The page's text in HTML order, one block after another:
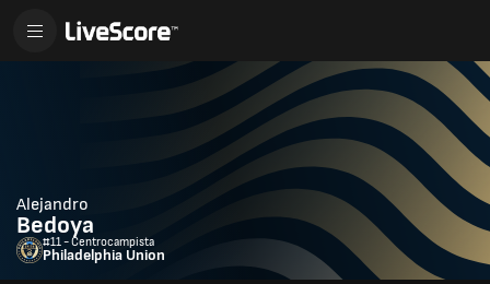
Alejandro
Bedoya
#11 - Centrocampista
Philadelphia Union